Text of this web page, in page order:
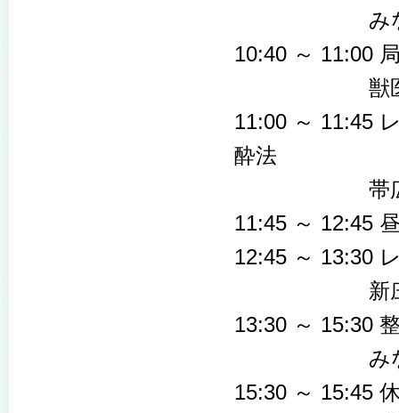
みなとよこ
10:40 ～ 11:00
獣医先端
11:00 ～ 11:45
酔法
帯広畜産
11:45 ～ 12:45
12:45 ～ 13:30
新庄動物
13:30 ～ 15:30
みなとよこ
15:30 ～ 15:45